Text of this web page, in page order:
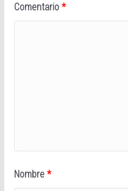
Comentario *
Nombre *